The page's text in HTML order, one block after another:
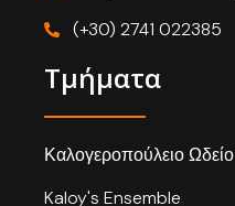
(+30) 2741 022385
Τμήματα
Καλογεροπούλειο Ωδείο
Kaloy's Ensemble